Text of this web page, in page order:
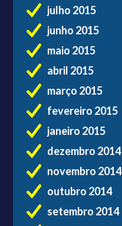
julho 2015
junho 2015
maio 2015
abril 2015
março 2015
fevereiro 2015
janeiro 2015
dezembro 2014
novembro 2014
outubro 2014
setembro 2014